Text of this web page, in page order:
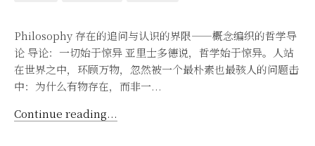
Philosophy 存在的追问与认识的界限——概念编织的哲学导
论 导论：一切始于惊异 亚里士多德说，哲学始于惊异。人站
在世界之中，环顾万物，忽然被一个最朴素也最骇人的问题击
中：为什么有物存在，而非一...
Continue reading...